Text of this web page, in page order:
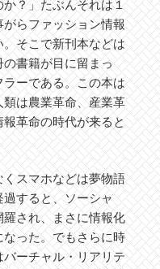
？」たぶんそれは１
らファッション情報
そこで新刊本などは
書籍が目に留まっ
ーである。この本は
は農業革命、産業革
革命の時代が来ると
スマホなどは夢物語
すると、ソーシャ
され、まさに情報化
った。でもさらに時
ーチャル・リアリテ